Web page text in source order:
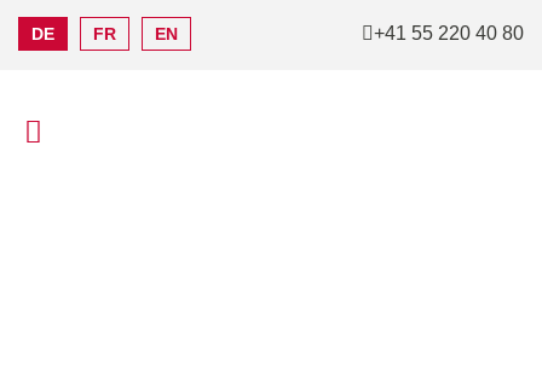
DE FR EN +41 55 220 40 80